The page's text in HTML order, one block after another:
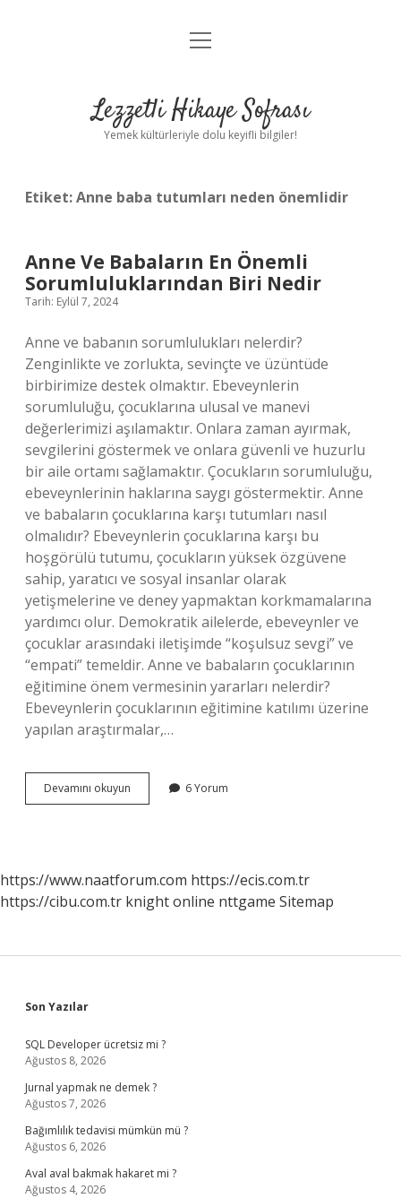
Anasayfa
Yasal Uyarı
menüyü
Lezzetli Hikaye Sofrası
Yemek kültürleriyle dolu keyifli bilgiler!
Etiket:Anne baba tutumları neden önemlidir
Anne Ve Babaların En Önemli
Sorumluluklarından Biri Nedir
Tarih: Eylül 7, 2024
Anne ve babanın sorumlulukları nelerdir?
Zenginlikte ve zorlukta, sevinçte ve üzüntüde
birbirimize destek olmaktır. Ebeveynlerin
sorumluluğu, çocuklarına ulusal ve manevi
değerlerimizi aşılamaktır. Onlara zaman ayırmak,
sevgilerini göstermek ve onlara güvenli ve huzurlu
bir aile ortamı sağlamaktır. Çocukların sorumluluğu,
ebeveynlerinin haklarına saygı göstermektir. Anne
ve babaların çocuklarına karşı tutumları nasıl
olmalıdır? Ebeveynlerin çocuklarına karşı bu
hoşgörülü tutumu, çocukların yüksek özgüvene
sahip, yaratıcı ve sosyal insanlar olarak
yetişmelerine ve deney yapmaktan korkmamalarına
yardımcı olur. Demokratik ailelerde, ebeveynler ve
çocuklar arasındaki iletişimde “koşulsuz sevgi” ve
“empati” temeldir. Anne ve babaların çocuklarının
eğitimine önem vermesinin yararları nelerdir?
Ebeveynlerin çocuklarının eğitimine katılımı üzerine
yapılan araştırmalar,…
Devamını okuyun
Ve
Biri
Nedir
6 Yorum
https://www.naatforum.com https://ecis.com.tr
https://cibu.com.tr knight online nttgame Sitemap
Sidebar
Son Yazılar
SQL Developer ücretsiz mi ?
Ağustos 8, 2026
Jurnal yapmak ne demek ?
Ağustos 7, 2026
Bağımlılık tedavisi mümkün mü ?
Ağustos 6, 2026
Aval aval bakmak hakaret mi ?
Ağustos 4, 2026